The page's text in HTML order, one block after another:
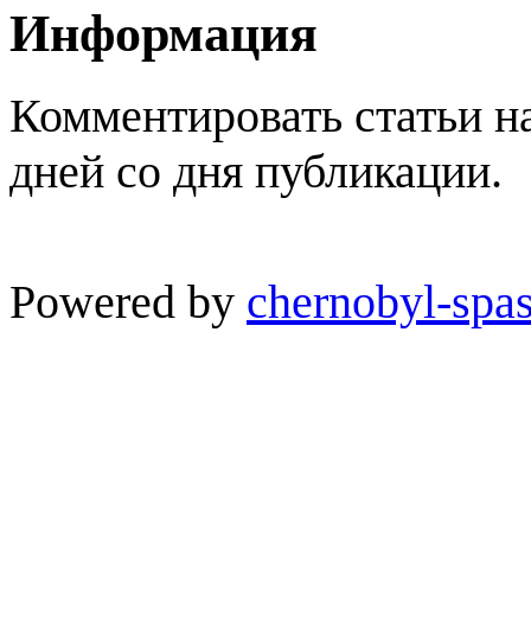
Информация
Комментировать статьи
дней со дня публикации.
Powered by chernobyl-